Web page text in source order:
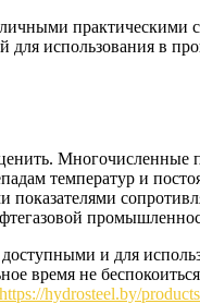
использования в
Многочисленные
температур и
и для
время не
https://hydrosteel.by/